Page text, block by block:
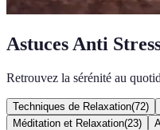
Astuces Anti
Retrouvez la sérénité au
Techniques de Relaxation(72)
Méditation et Relaxation(23)